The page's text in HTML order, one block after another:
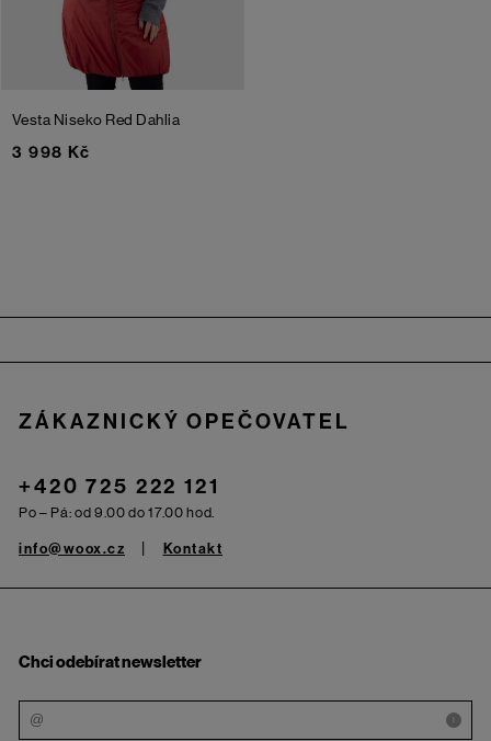
Vesta Niseko Red Dahlia
3 998 Kč
ZÁKAZNICKÝ OPEČOVATEL
+420 725 222 121
Po – Pá: od 9.00 do 17.00 hod.
info@woox.cz Kontakt
Chci odebírat newsletter
i